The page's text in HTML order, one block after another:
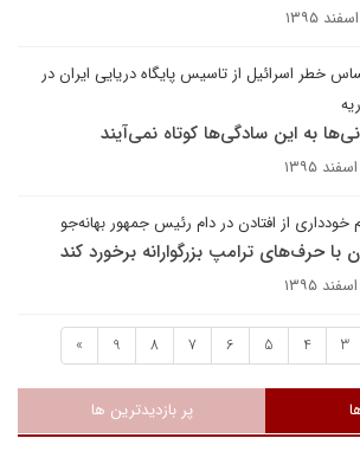
خطر اسرائیل از تاسیس پایگاه دریایی ایران در
به این سادگی‌ها کوتاه نمی‌آیند
خودداری از افتادن در دام رئیس جمهور بهانه‌جو
با حرف‌های ترامپ بزرگوارانه برخورد کند
3
4
5
6
7
8
9
»
پر بازدیدترین ها